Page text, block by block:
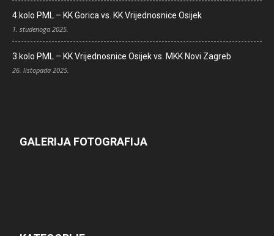
4.kolo PML – KK Gorica vs. KK Vrijednosnice Osijek
1. studenoga 2025.
3.kolo PML – KK Vrijednosnice Osijek vs. MKK Novi Zagreb
26. listopada 2025.
GALERIJA FOTOGRAFIJA